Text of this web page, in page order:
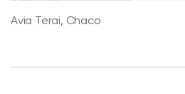
Avia Terai, Chaco